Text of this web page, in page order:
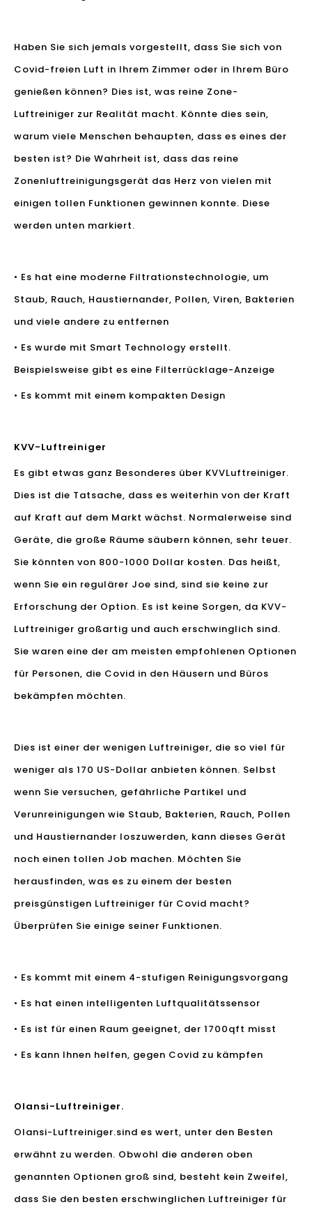
Haben Sie sich jemals vorgestellt, dass Sie sich von
Covid-freien Luft in Ihrem Zimmer oder in Ihrem Büro
genießen können? Dies ist, was reine Zone-
Luftreiniger zur Realität macht. Könnte dies sein,
warum viele Menschen behaupten, dass es eines der
besten ist? Die Wahrheit ist, dass das reine
Zonenluftreinigungsgerät das Herz von vielen mit
einigen tollen Funktionen gewinnen konnte. Diese
werden unten markiert.
• Es hat eine moderne Filtrationstechnologie, um
Staub, Rauch, Haustiernander, Pollen, Viren, Bakterien
und viele andere zu entfernen
• Es wurde mit Smart Technology erstellt.
Beispielsweise gibt es eine Filterrücklage-Anzeige
• Es kommt mit einem kompakten Design
KVV-Luftreiniger
Es gibt etwas ganz Besonderes über KVVLuftreiniger.
Dies ist die Tatsache, dass es weiterhin von der Kraft
auf Kraft auf dem Markt wächst. Normalerweise sind
Geräte, die große Räume säubern können, sehr teuer.
Sie könnten von 800-1000 Dollar kosten. Das heißt,
wenn Sie ein regulärer Joe sind, sind sie keine zur
Erforschung der Option. Es ist keine Sorgen, da KVV-
Luftreiniger großartig und auch erschwinglich sind.
Sie waren eine der am meisten empfohlenen Optionen
für Personen, die Covid in den Häusern und Büros
bekämpfen möchten.
Dies ist einer der wenigen Luftreiniger, die so viel für
weniger als 170 US-Dollar anbieten können. Selbst
wenn Sie versuchen, gefährliche Partikel und
Verunreinigungen wie Staub, Bakterien, Rauch, Pollen
und Haustiernander loszuwerden, kann dieses Gerät
noch einen tollen Job machen. Möchten Sie
herausfinden, was es zu einem der besten
preisgünstigen Luftreiniger für Covid macht?
Überprüfen Sie einige seiner Funktionen.
• Es kommt mit einem 4-stufigen Reinigungsvorgang
• Es hat einen intelligenten Luftqualitätssensor
• Es ist für einen Raum geeignet, der 1700qft misst
• Es kann Ihnen helfen, gegen Covid zu kämpfen
Olansi-Luftreiniger.
Olansi-Luftreiniger.sind es wert, unter den Besten
erwähnt zu werden. Obwohl die anderen oben
genannten Optionen groß sind, besteht kein Zweifel,
dass Sie den besten erschwinglichen Luftreiniger für